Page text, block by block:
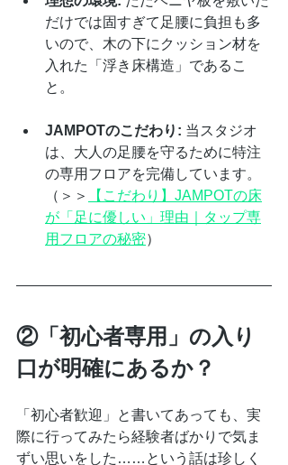
だけでは固すぎて足腰に負担も多
いので、木の下にクッション材を
入れた「浮き床構造」であるこ
と。
JAMPOTのこだわり: 当スタジオ
は、大人の足腰を守るために特注
の専用フロアを完備しています。
（＞＞
【こだわり】JAMPOTの床
が「足に優しい」理由｜タップ専
用フロアの秘密）
②「初心者専用」の入り
口が明確にあるか？
「初心者歓迎」と書いてあっても、実
際に行ってみたら経験者ばかりで気ま
ずい思いをした……という話は珍しく